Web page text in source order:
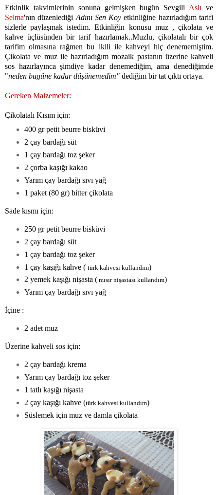
Etkinlik takvimlerinin sonuna gelmişken bugün Sevgili Aslı ve
Selma'nın düzenlediği Adını Sen Koy etkinliğine hazırladığım tarifi
sizlerle paylaşmak istedim. Etkinliğin konusu muz , çikolata ve
kahve üçlüsünden bir tarif hazırlamak..Muzlu, çikolatalı bir çok
tarifim olmasına rağmen bu ikili ile kahveyi hiç denememiştim.
Çikolata ve muz ile hazırladığım mozaik pastanın üzerine kahveli
sos hazırlayınca şimdiye kadar denemediğim, ama denediğimde
"neden bugüne kadar düşünemedim" dediğim bir tat çıktı ortaya.
Gereken Malzemeler:
Çikolatalı Kısım için:
400 gr petit beurre bisküvi
2 çay bardağı süt
1 çay bardağı toz şeker
2 çorba kaşığı kakao
Yarım çay bardağı sıvı yağ
1 paket (80 gr) bitter çikolata
Sade kısmı için:
250 gr petit beurre bisküvi
2 çay bardağı süt
1 çay bardağı toz şeker
1 çay kaşığı kahve ( türk kahvesi kullandım)
2 yemek kaşığı nişasta ( mısır nişastası kullandım)
Yarım çay bardağı sıvı yağ
İçine :
2 adet muz
Üzerine kahveli sos için:
2 çay bardağı krema
Yarım çay bardağı toz şeker
1 tatlı kaşığı nişasta
2 çay kaşığı kahve (türk kahvesi kullandım)
Süslemek için muz ve damla çikolata